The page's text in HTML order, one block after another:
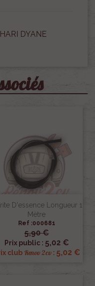
DYANE
D'essence Longueur 1
Mètre
Ref :000681
5,90 €
Prix public : 5,02 €
club Renov 2cv: 5,02 €